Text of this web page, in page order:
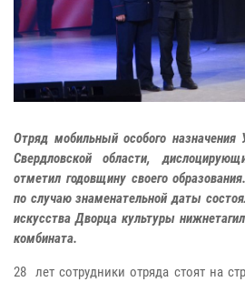
Отряд мобильный особого назначения
Свердловской области,
отметил годовщину своего
по случаю знаменательной даты
искусства Дворца культуры
комбината.
28 лет сотрудники отряда стоят на